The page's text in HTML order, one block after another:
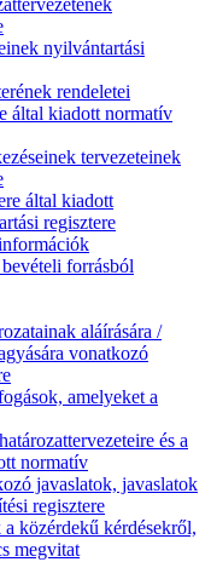
nyilvántartási
rendeletei
által kiadott normatív
tervezeteinek
által kiadott
regisztere
forrásból
aláírására /
vonatkozó
amelyeket a
és a
normatív
javaslatok, javaslatok
regisztere
közérdekű kérdésekről,
megvitat